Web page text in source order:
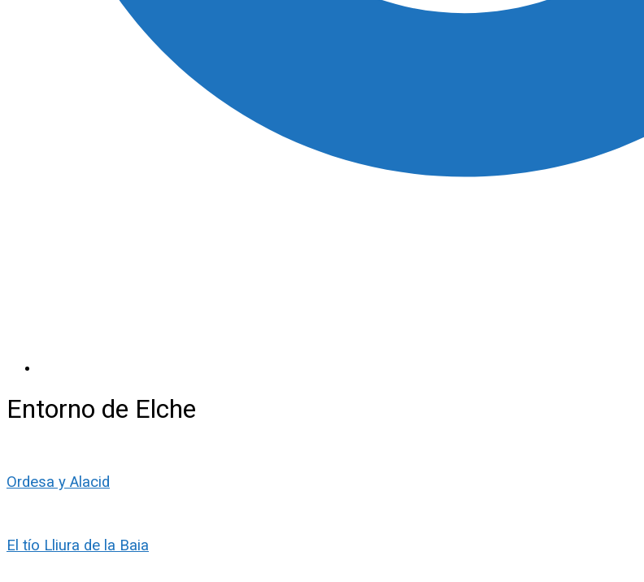
Entorno de Elche
Ordesa y Alacid
El tío Lliura de la Baia